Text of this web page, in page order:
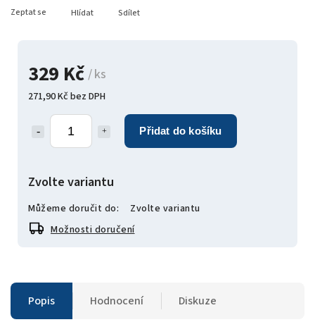
329 Kč / ks
271,90 Kč bez DPH
Přidat do košíku
Zvolte variantu
Můžeme doručit do:
Zvolte variantu
Možnosti doručení
Zeptat se Hlídat Sdílet
Popis Hodnocení Diskuze